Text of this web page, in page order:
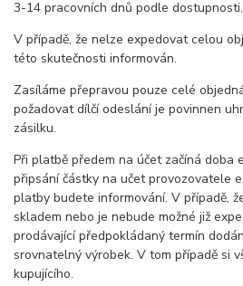
3-14 pracovních dnů podle dostupnosti.
V případě, že nelze expedovat celou
této skutečnosti informován.
Zasíláme přepravou pouze celé
požadovat dílčí odeslání je povinnen
zásilku.
Při platbě předem na účet začíná doba
připsání částky na učet provozovatele
platby budete informování. V případě,
skladem nebo je nebude možné již
prodávající předpokládaný termín
srovnatelný výrobek. V tom případě si
kupujícího.